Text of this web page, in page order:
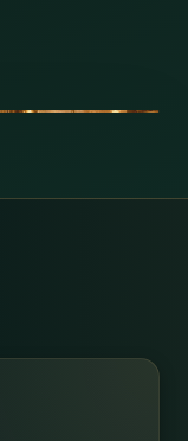
전남
경북
홈타
1인